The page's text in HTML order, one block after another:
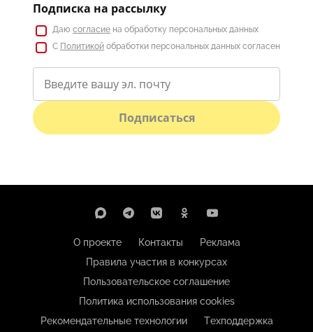
Подписка на рассылку
Даю согласие на обработку персональных данных
С Политикой обработки персональных данных согласен
Подписаться
О проекте Контакты
Реклама
Правила участия в конкурсах
Пользовательское соглашение
Политика использования cookies
Рекомендательные технологии
Техподдержка